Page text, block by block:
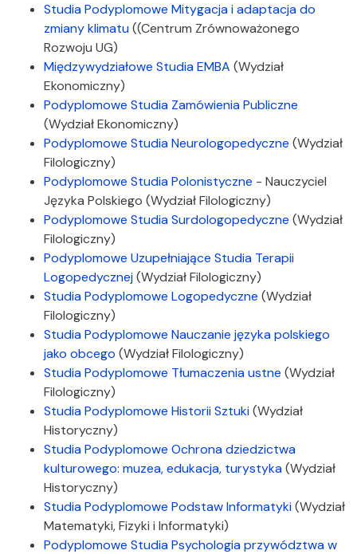
Studia Podyplomowe Mitygacja i adaptacja do
zmiany klimatu((Centrum Zrównoważonego
Rozwoju UG)
Międzywydziałowe Studia EMBA (Wydział
Ekonomiczny)
Podyplomowe Studia Zamówienia Publiczne
(Wydział Ekonomiczny)
Podyplomowe Studia Neurologopedyczne (Wydział
Filologiczny)
Podyplomowe Studia Polonistyczne - Nauczyciel
Języka Polskiego (Wydział Filologiczny)
Podyplomowe Studia Surdologopedyczne (Wydział
Filologiczny)
Podyplomowe Uzupełniające Studia Terapii
Logopedycznej(Wydział Filologiczny)
Studia Podyplomowe Logopedyczne (Wydział
Filologiczny)
Studia Podyplomowe Nauczanie języka polskiego
jako obcego (Wydział Filologiczny)
Studia Podyplomowe Tłumaczenia ustne (Wydział
Filologiczny)
Studia Podyplomowe Historii Sztuki(Wydział
Historyczny)
Studia Podyplomowe Ochrona dziedzictwa
kulturowego: muzea, edukacja, turystyka(Wydział
Historyczny)
Studia Podyplomowe Podstaw Informatyki(Wydział
Matematyki, Fizyki i Informatyki)
Podyplomowe Studia Psychologia przywództwa w